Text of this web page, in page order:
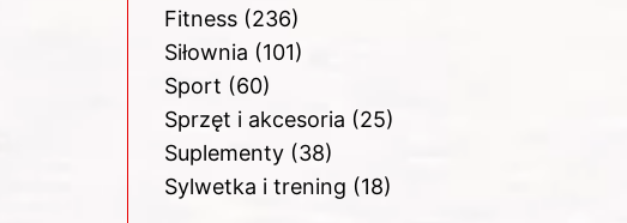
Fitness(236)
Siłownia (101)
Sport (60)
Sprzęt i akcesoria (25)
Suplementy(38)
Sylwetka i trening (18)